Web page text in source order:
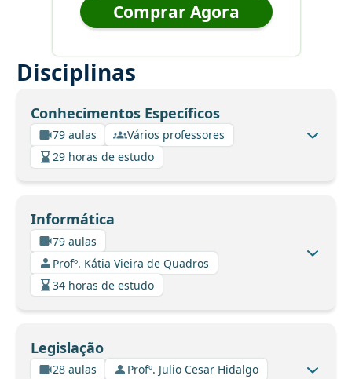
Comprar Agora
Disciplinas
Conhecimentos Específicos
79 aulas
Vários professores
29 horas de estudo
Informática
79 aulas
Profº. Kátia Vieira de Quadros
34 horas de estudo
Legislação
28 aulas
Profº. Julio Cesar Hidalgo